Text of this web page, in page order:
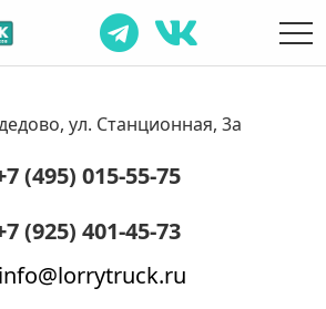
ул. Станционная, 3а
(495) 015-55-75
(925) 401-45-73